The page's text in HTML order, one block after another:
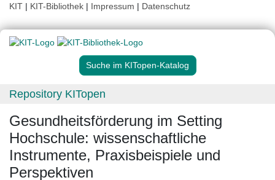
KIT | KIT-Bibliothek | Impressum | Datenschutz
Suche im KITopen-Katalog
Repository KITopen
Gesundheitsförderung im Setting
Hochschule: wissenschaftliche
Instrumente, Praxisbeispiele und
Perspektiven